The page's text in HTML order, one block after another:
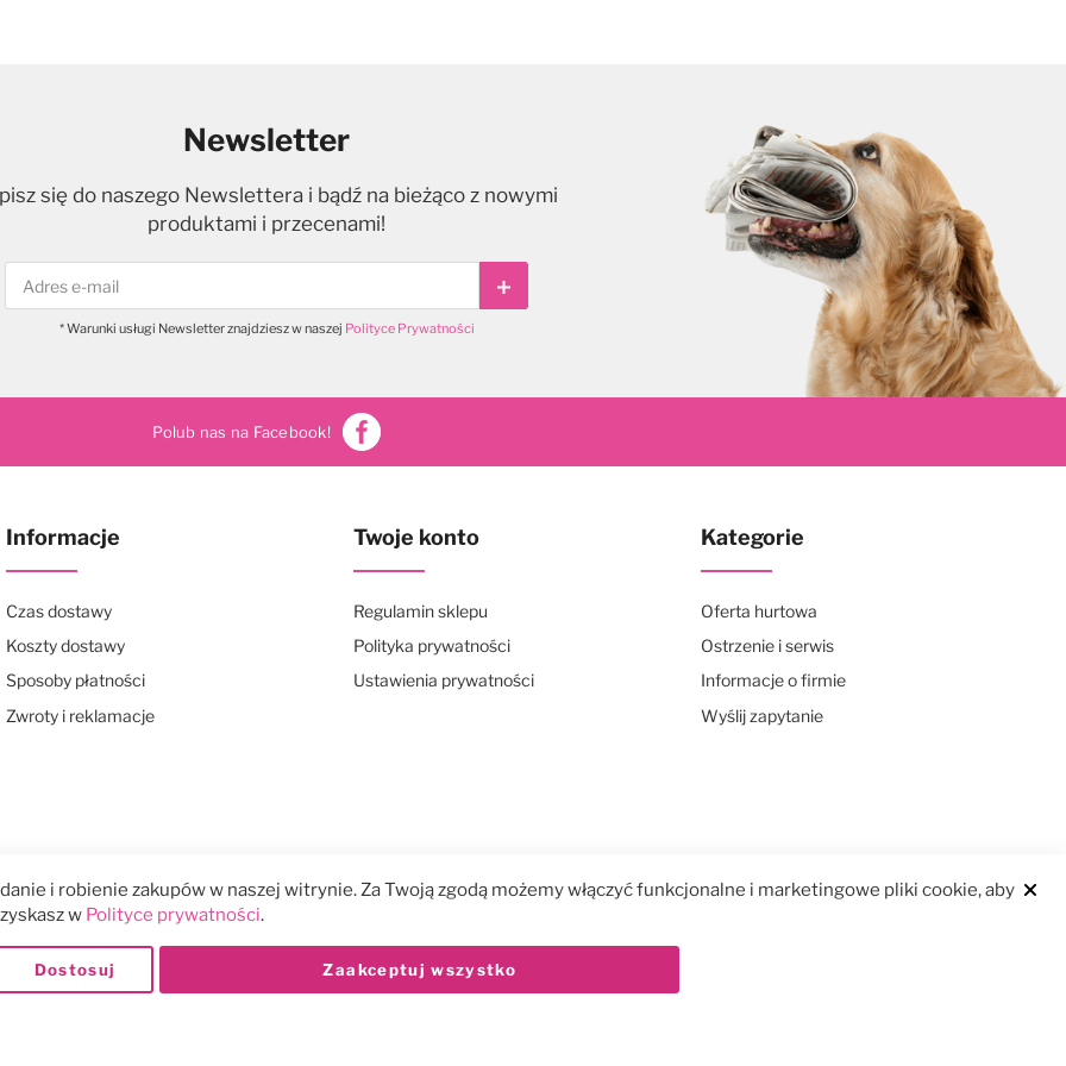
Newsletter
się do naszego Newslettera i bądź na bieżąco z nowymi
produktami i przecenami!
Subskrybuj
* Warunki usługi Newsletter znajdziesz w naszej Polityce Prywatności
Polub nas na Facebook!
Informacje
Czas dostawy
Koszty dostawy
Sposoby płatności
Zwroty i reklamacje
Twoje konto
Regulamin sklepu
Polityka prywatności
Ustawienia prywatności
Kategorie
Oferta hurtowa
Ostrzenie i serwis
Informacje o firmie
Wyślij zapytanie
Płatności:
i robienie zakupów w naszej witrynie. Za Twoją zgodą możemy włączyć funkcjonalne i marketingowe pliki cookie, aby
w Polityce prywatności.
Zaakceptuj wszystko
Dostosuj